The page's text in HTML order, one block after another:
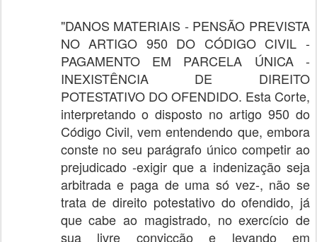
"DANOS MATERIAIS - PENSÃO PREVISTA
NO ARTIGO 950 DO CÓDIGO CIVIL -
PAGAMENTO EM PARCELA ÚNICA -
INEXISTÊNCIA DE DIREITO
POTESTATIVO DO OFENDIDO. Esta Corte,
interpretando o disposto no artigo 950 do
Código Civil, vem entendendo que, embora
conste no seu parágrafo único competir ao
prejudicado -exigir que a indenização seja
arbitrada e paga de uma só vez-, não se
trata de direito potestativo do ofendido, já
que cabe ao magistrado, no exercício de
sua livre convicção e levando em